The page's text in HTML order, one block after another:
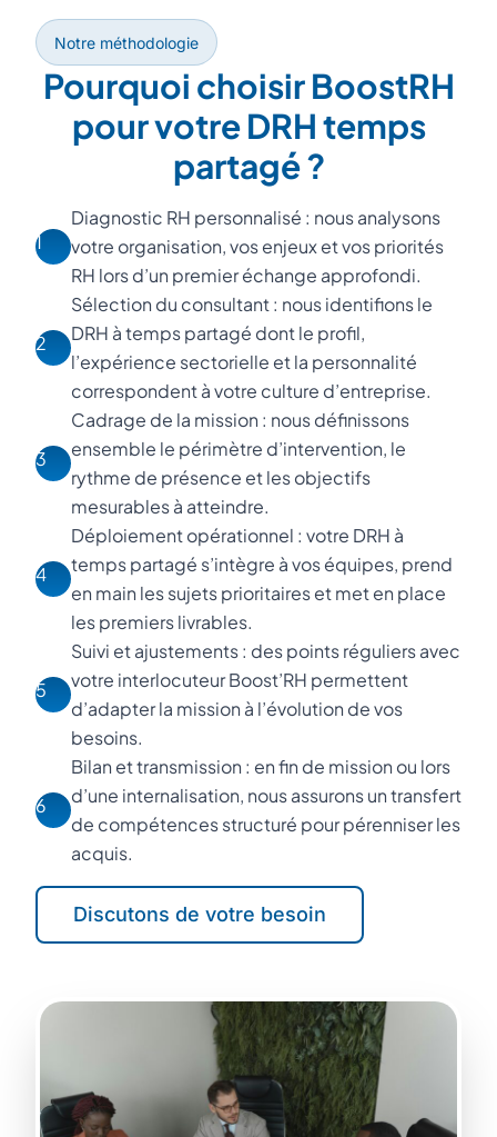
Notre méthodologie
Pourquoi choisir BoostRH
pour votre DRH temps
partagé ?
1
Diagnostic RH personnalisé : nous analysons
votre organisation, vos enjeux et vos priorités
RH lors d’un premier échange approfondi.
2
Sélection du consultant : nous identifions le
DRH à temps partagé dont le profil,
l’expérience sectorielle et la personnalité
correspondent à votre culture d’entreprise.
3
Cadrage de la mission : nous définissons
ensemble le périmètre d’intervention, le
rythme de présence et les objectifs
mesurables à atteindre.
4
Déploiement opérationnel : votre DRH à
temps partagé s’intègre à vos équipes, prend
en main les sujets prioritaires et met en place
les premiers livrables.
5
Suivi et ajustements : des points réguliers avec
votre interlocuteur Boost’RH permettent
d’adapter la mission à l’évolution de vos
besoins.
6
Bilan et transmission : en fin de mission ou lors
d’une internalisation, nous assurons un transfert
de compétences structuré pour pérenniser les
acquis.
Discutons de votre besoin